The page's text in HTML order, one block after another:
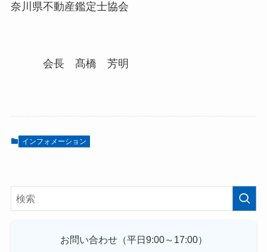
奈川県不動産鑑定士協会
会長 髙橋 芳明
インフォメーション
お問い合わせ（平日9:00～17:00）